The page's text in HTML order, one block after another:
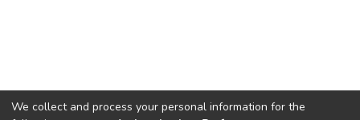
факультета и одновременно мощный
научный центр, обеспечивающий
We collect and process your personal information for the